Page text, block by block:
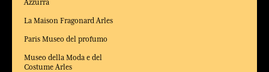
Azzurra
La Maison Fragonard Arles
Paris Museo del profumo
Museo della Moda e del
Costume Arles